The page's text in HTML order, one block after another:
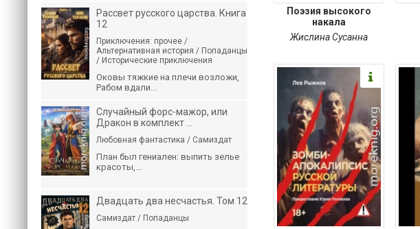
Поэзия высокого
накала
Жислина Сусанна
Рассвет русского царства. Книга
12
Приключения: прочее /
Альтернативная история / Попаданцы
/ Исторические приключения
Оковы тяжкие на плечи возложи,
Рабом вдали...
Случайный форс-мажор, или
Дракон в комплект ...
Любовная фантастика / Самиздат
План был гениален: выпить зелье
красоты,...
Двадцать два несчастья. Том 12
Самиздат / Попаданцы